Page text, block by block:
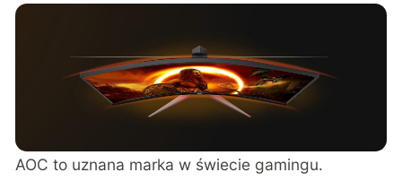
AOC to uznana marka w świecie gamingu.